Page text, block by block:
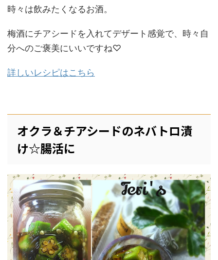
時々は飲みたくなるお酒。
梅酒にチアシードを入れてデザート感覚で、時々自
分へのご褒美にいいですね♡
詳しいレシピはこちら
オクラ＆チアシードのネバトロ漬
け☆腸活に